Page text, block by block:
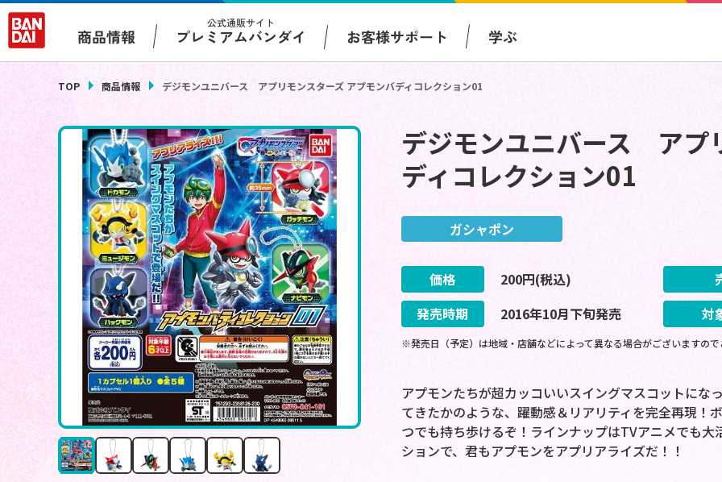
商品情報
公式通販サイト
プレミアムバンダイ お客様サポート 学ぶ
TOP 商品情報 デジモンユニバース アプリモンスターズ アプモンバディコレクション01
デジモンユニバース アプ
ディコレクション01
ガシャポン
価格 200円(税込)
発売時期
2016年10月下旬発売 対
※発売日（予定）は地域・店舗などによって異なる場合がございますの
アプモンたちが超カッコいいスイングマスコットにな
てきたかのような、躍動感＆リアリティを完全再現！
つでも持ち歩けるぞ！ラインナップはTVアニメでも
ションで、君もアプモンをアプリアライズだ！！